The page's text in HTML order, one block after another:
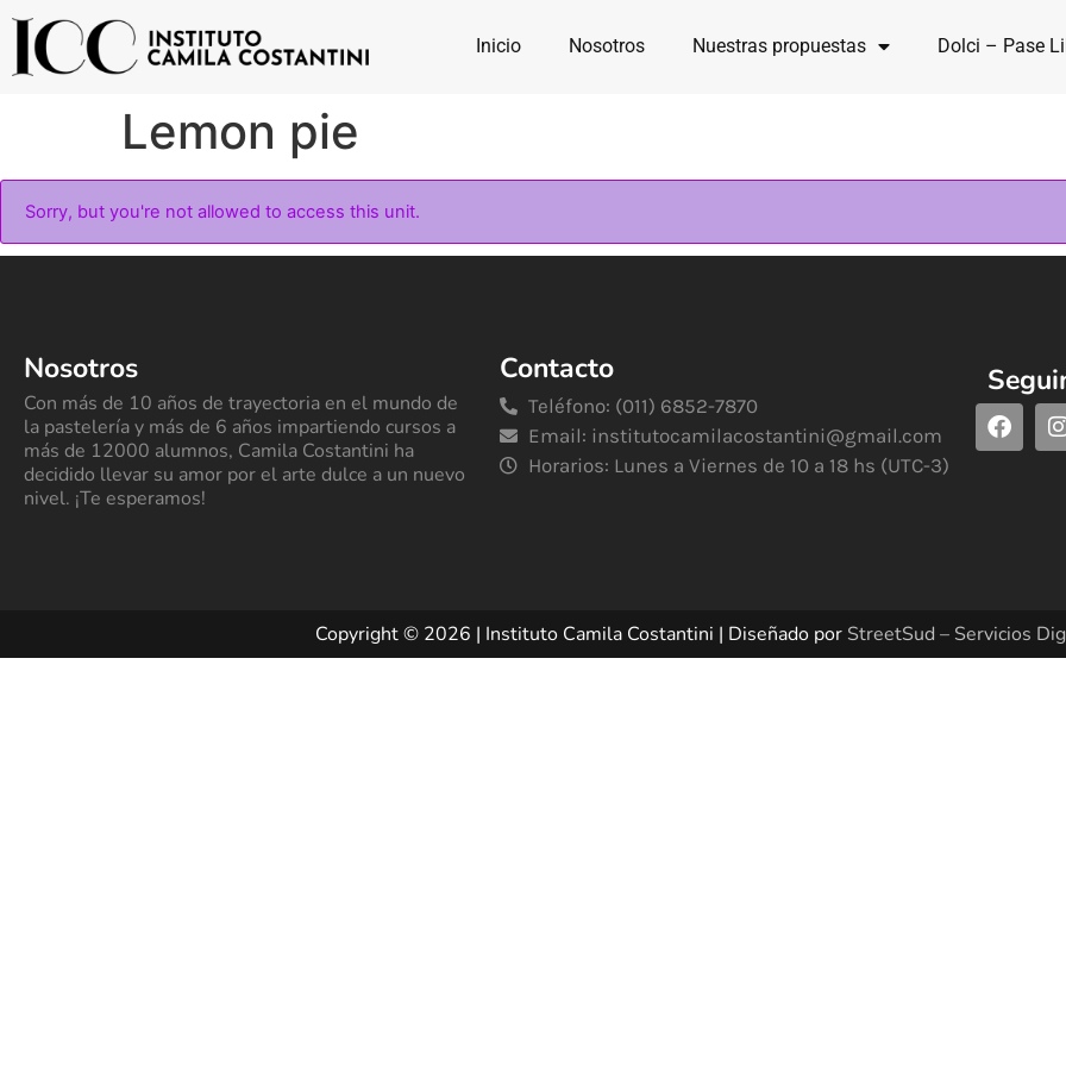
Inicio Nosotros Nuestras propuestas Dolci – Pase
Lemon pie
Sorry, but you're not allowed to access this unit.
Nosotros
Con más de 10 años de trayectoria en el mundo de
la pastelería y más de 6 años impartiendo cursos a
más de 12000 alumnos, Camila Costantini ha
decidido llevar su amor por el arte dulce a un nuevo
nivel. ¡Te esperamos!
Contacto
Teléfono: (011) 6852-7870
Email: institutocamilacostantini@gmail.com
Horarios: Lunes a Viernes de 10 a 18 hs (UTC-3)
Copyright © 2026 | Instituto Camila Costantini | Diseñado por StreetSud – Servicios